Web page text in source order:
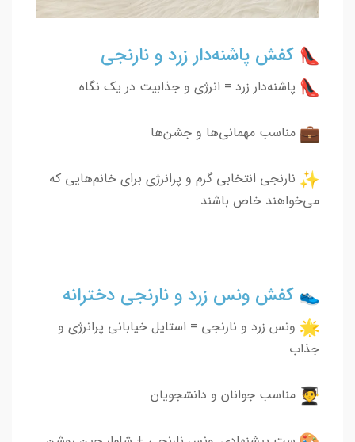
کفش پاشنه‌دار زرد و نارنجی
پاشنه‌دار زرد = انرژی و جذابیت در یک نگاه
مناسب مهمانی‌ها و جشن‌ها
نارنجی انتخابی گرم و پرانرژی برای خانم‌هایی که
می‌خواهند خاص باشند
کفش ونس زرد و نارنجی دخترانه
ونس زرد و نارنجی = استایل خیابانی پرانرژی و
جذاب
مناسب جوانان و دانشجویان